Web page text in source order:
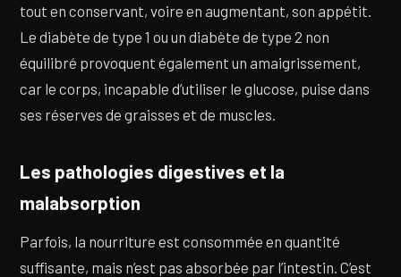
tout en conservant, voire en augmentant, son appétit.
Le diabète de type 1 ou un diabète de type 2 non
équilibré provoquent également un amaigrissement,
car le corps, incapable d’utiliser le glucose, puise dans
ses réserves de graisses et de muscles.
Les pathologies digestives et la
malabsorption
Parfois, la nourriture est consommée en quantité
suffisante, mais n’est pas absorbée par l’intestin. C’est